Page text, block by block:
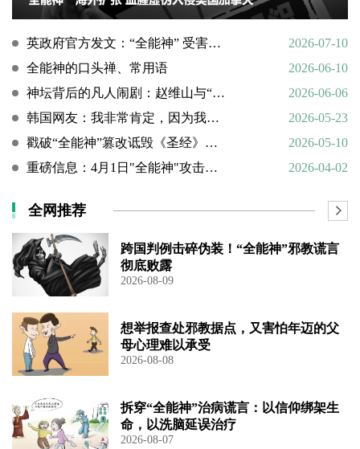
英政府官方发文：“全能神” 受害说辞不实，英国拒为邪教提供庇护
2026-07-10
全能神的口头禅、常用语
2026-06-10
神坛背后的凡人闹剧：赵维山与“女基督”杨向斌的隐秘家庭史
2026-06-06
韩国网友：我非常肯定，因为我亲眼所见。
2026-05-23
戳破“全能神”篡改诋毁《圣经》的荒谬本质
2026-05-10
重磅信息：4月1日"全能神"攻击天主教
2026-04-02
全网推荐
跨国判例击碎伪装！“全能神”邪教谎言
彻底败露
2026-08-09
想举报查处邪教据点，又害怕年迈的父
母心理难以承受
2026-08-08
拆穿“全能神”治病谎言：以信仰绑架生
命，以洗脑延误治疗
2026-08-07